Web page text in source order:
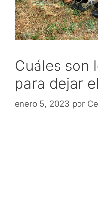
Cuáles son
para dejar
enero 5, 2023 por